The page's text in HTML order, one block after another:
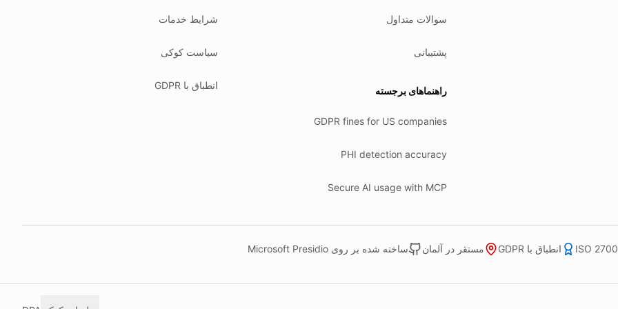
سوالات متداول
پشتیبانی
راهنماهای برجسته
GDPR fines for US companies
PHI detection accuracy
Secure AI usage with MCP
شرایط خدمات
سیاست کوکی
انطباق با GDPR
انطباق با GDPR مستقر در آلمان ساخته شده بر روی Microsoft Presidio